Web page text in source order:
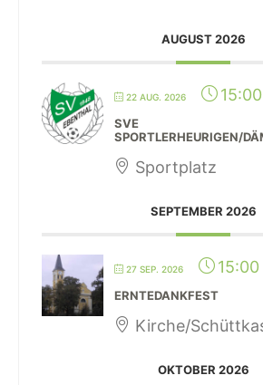
AUGUST 2026
22 AUG. 2026 15:00
SVE
SPORTLERHEURIGEN/
Sportplatz
SEPTEMBER 2026
27 SEP. 2026 15:00
ERNTEDANKFEST
Kirche/
OKTOBER 2026